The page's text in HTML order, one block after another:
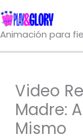
al
contenido
Animación para
Video
Madre:
Mismo